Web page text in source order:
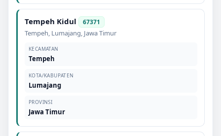
Tempeh Kidul 67371
Tempeh, Lumajang, Jawa Timur
KECAMATAN
Tempeh
KOTA/KABUPATEN
Lumajang
PROVINSI
Jawa Timur